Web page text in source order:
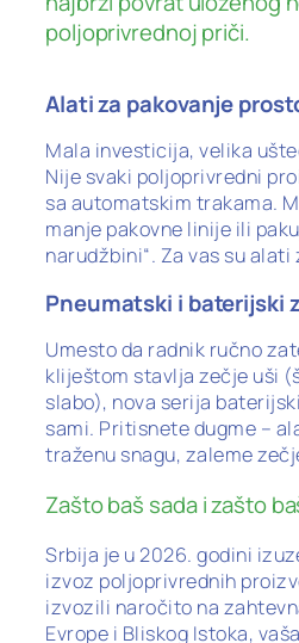
poljoprivrednoj priči.
Alati za pakovanje
Mala investicija, velika
Nije svaki poljoprivredni
sa automatskim trakama.
manje pakovne linije ili
narudžbini“. Za vas su
Pneumatski i baterijski
Umesto da radnik ručno
kliještom stavlja zečje uši
slabo), nova serija
sami. Pritisnete dugme –
traženu snagu, zaleme
Zašto baš sada i zašto
Srbija je u 2026. godini
izvoz poljoprivrednih
izvozili naročito na
Evrope i Bliskog Istoka,